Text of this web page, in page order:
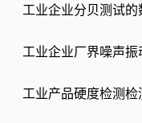
工业企业分贝测试
工业企业厂界噪声
工业产品硬度检测